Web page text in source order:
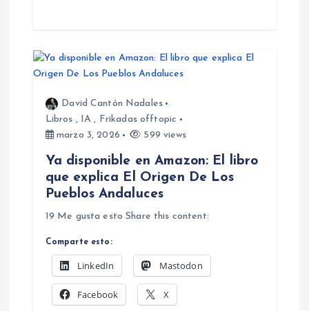
David Cantón Nadales
Libros , IA , Frikadas offtopic
marzo 3, 2026
599 views
Ya disponible en Amazon: El libro
que explica El Origen De Los
Pueblos Andaluces
19 Me gusta esto Share this content:
Comparte esto:
LinkedIn Mastodon
Facebook X